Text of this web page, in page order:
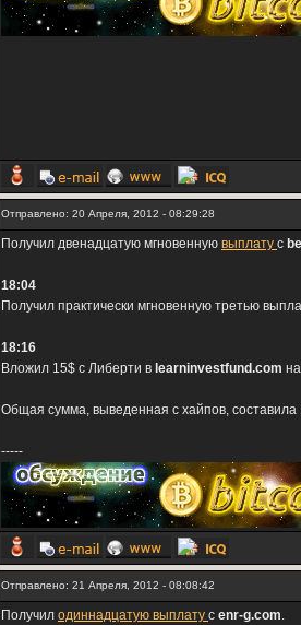
Отправлено: 20 Апреля, 2012 - 08:29:28
Получил двенадцатую мгновенную выплату с
18:04
Получил практически мгновенную третью
18:16
Вложил 15$ с Либерти в learninvestfund.com
Общая сумма, выведенная с хайпов, составила
-----
Отправлено: 21 Апреля, 2012 - 08:08:42
Получил одиннадцатую выплату с enr-g.com.